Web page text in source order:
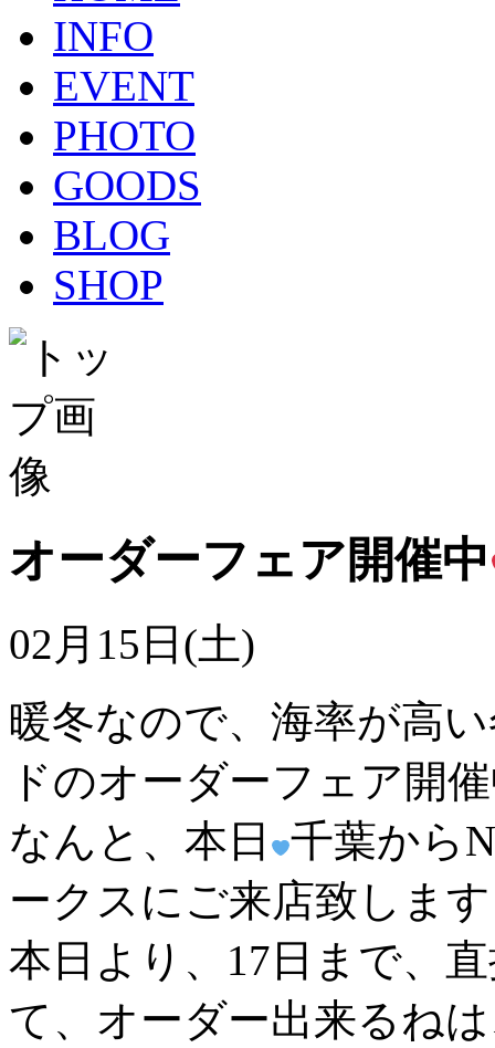
INFO
EVENT
PHOTO
GOODS
BLOG
SHOP
オーダーフェア開催中
02月15日(土)
暖冬なので、海率が高
ドのオーダーフェア開
なんと、本日
千葉から
ークスにご来店致しま
本日より、17日まで、
て、オーダー出来るね